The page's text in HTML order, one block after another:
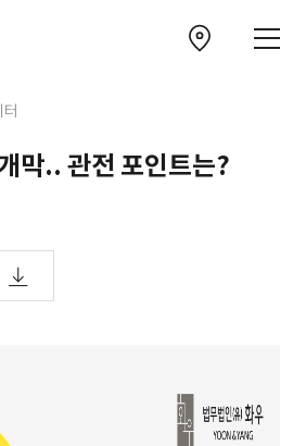
막.. 관전 포인트는?